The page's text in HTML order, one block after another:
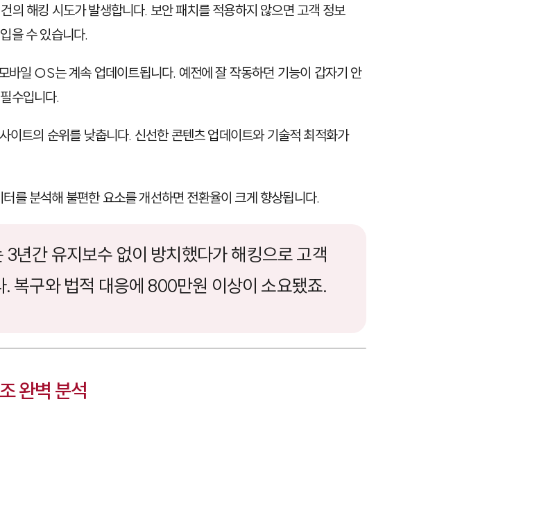
의 해킹 시도가 발생합니다. 보안 패치를 적용하지 않으면 고객 정보
을 수 있습니다.
바일 OS는 계속 업데이트됩니다. 예전에 잘 작동하던 기능이 갑자기 안
수입니다.
이트의 순위를 낮춥니다. 신선한 콘텐츠 업데이트와 기술적 최적화가
를 분석해 불편한 요소를 개선하면 전환율이 크게 향상됩니다.
3년간 유지보수 없이 방치했다가 해킹으로 고객
복구와 법적 대응에 800만원 이상이 소요됐죠.
완벽 분석